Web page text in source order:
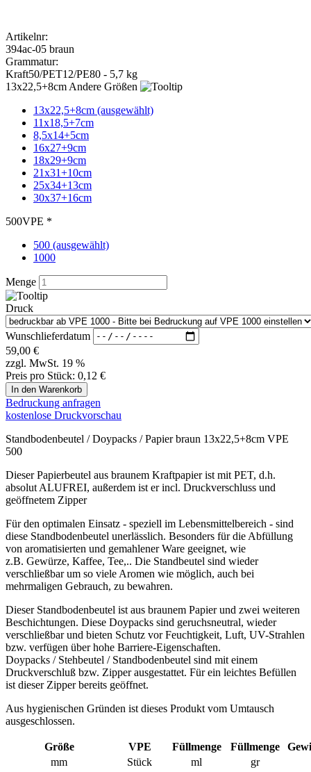
1000
Menge
Druck
Wunschlieferdatum
€
zzgl. MwSt. 19 %
Preis pro Stück:0,12 €
Bedruckung anfragen
kostenlose Druckvorschau
Standbodenbeutel / Doypacks / Papier braun 13x22,5+8cm VPE
Dieser Papierbeutel aus braunem Kraftpapier ist mit PET, d.h.
absolut ALUFREI, außerdem ist er incl. Druckverschluss und
geöffnetem Zipper
Für den optimalen Einsatz - speziell im Lebensmittelbereich - sind
diese Standbodenbeutel unerlässlich. Besonders für die Abfüllung
von aromatisierten und gemahlener Ware geeignet, wie
z.B. Gewürze, Kaffee, Tee,.. Die Standbeutel sind wieder
verschließbar um so viele Aromen wie möglich, auch bei
mehrmaligen Gebrauch, zu bewahren.
Dieser Standbodenbeutel ist aus braunem Papier und zwei weiteren
Beschichtungen. Diese Doypacks sind geruchsneutral, wieder
verschließbar und bieten Schutz vor Feuchtigkeit, Luft, UV-Strahlen
Doypacks / Stehbeutel / Standbodenbeutel sind mit einem
Druckverschluß bzw. Zipper ausgestattet. Für ein leichtes Befüllen
Aus hygienischen Gründen ist dieses Produkt vom Umtausch
ausgeschlossen.
Größe VPE Füllmenge Füllmenge
mm
Stück ml gr
85x140+50mm 1000 100
50
110x185+70mm
1000
160x270+90mm
500 750
250
180x290+90mm
500 1000
500
210x310+100mm
500 2000
250x340+130mm
500 3000
1000
300x370+160mm
400 5000 2000
Nachträglicher Einsatz von Aroma-Ventilen ab 1.000 Stück möglich
/ Aufpreis € 59,- per Tsd.
Bedrucken ab 1.000 Stück - Lieferzeit ca. 3-4 Wochen